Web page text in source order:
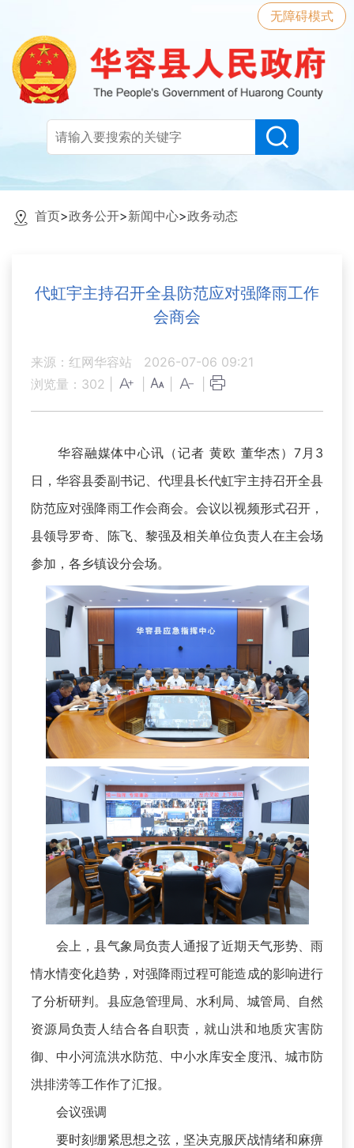
无障碍模式
首页>政务公开>新闻中心>政务动态
代虹宇主持召开全县防范应对强降雨工作
会商会
来源：红网华容站
2026-07-06 09:21
浏览量： 302
华容融媒体中心讯（记者 黄欧 董华杰）7月3
日，华容县委副书记、代理县长代虹宇主持召开全县
防范应对强降雨工作会商会。会议以视频形式召开，
县领导罗奇、陈飞、黎强及相关单位负责人在主会场
参加，各乡镇设分会场。
会上，县气象局负责人通报了近期天气形势、雨
情水情变化趋势，对强降雨过程可能造成的影响进行
了分析研判。县应急管理局、水利局、城管局、自然
资源局负责人结合各自职责，就山洪和地质灾害防
御、中小河流洪水防范、中小水库安全度汛、城市防
洪排涝等工作作了汇报。
会议强调
要时刻绷紧思想之弦，坚决克服厌战情绪和麻痹